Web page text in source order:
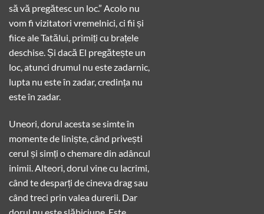
să vă pregătesc un loc.” Acolo nu
vom fi vizitatori vremelnici, ci fii și
fiice ale Tatălui, primiți cu brațele
deschise. Și dacă El pregătește un
loc, atunci drumul nu este zadarnic,
lupta nu este în zadar, credința nu
este în zadar.
Uneori, dorul acesta se simte în
momente de liniște, când privești
cerul și simți o chemare din adâncul
inimii. Alteori, dorul vine cu lacrimi,
când te desparți de cineva drag sau
când treci prin valea durerii. Dar